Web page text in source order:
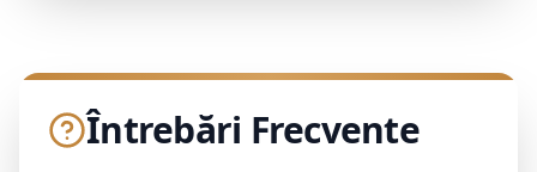
Întrebări Frecvente